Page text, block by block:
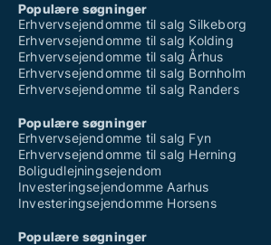
Populære søgninger
Erhvervsejendomme til salg Silkeborg
Erhvervsejendomme til salg Kolding
Erhvervsejendomme til salg Århus
Erhvervsejendomme til salg Bornholm
Erhvervsejendomme til salg Randers
Populære søgninger
Erhvervsejendomme til salg Fyn
Erhvervsejendomme til salg Herning
Boligudlejningsejendom
Investeringsejendomme Aarhus
Investeringsejendomme Horsens
Populære søgninger